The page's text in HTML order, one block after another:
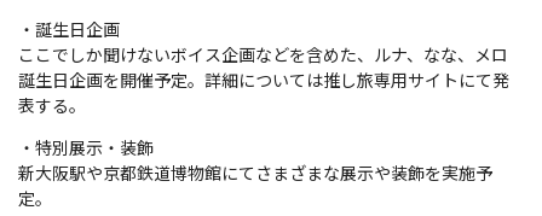
・誕生日企画
ここでしか聞けないボイス企画などを含めた、ルナ、なな、メロ
誕生日企画を開催予定。詳細については推し旅専用サイトにて発
表する。
・特別展示・装飾
新大阪駅や京都鉄道博物館にてさまざまな展示や装飾を実施予
定。